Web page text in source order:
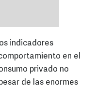
indicadores
en el
privado no
de las enormes